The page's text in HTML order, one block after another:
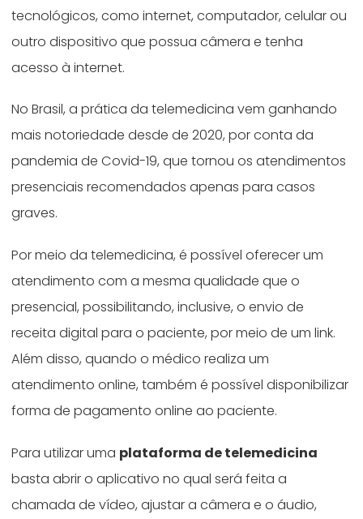
tecnológicos, como internet, computador, celular ou
outro dispositivo que possua câmera e tenha
acesso à internet.
No Brasil, a prática da telemedicina vem ganhando
mais notoriedade desde de 2020, por conta da
pandemia de Covid-19, que tornou os atendimentos
presenciais recomendados apenas para casos
graves.
Por meio da telemedicina, é possível oferecer um
atendimento com a mesma qualidade que o
presencial, possibilitando, inclusive, o envio de
receita digital para o paciente, por meio de um link.
Além disso, quando o médico realiza um
atendimento online, também é possível disponibilizar
forma de pagamento online ao paciente.
Para utilizar uma plataforma de telemedicina
basta abrir o aplicativo no qual será feita a
chamada de vídeo, ajustar a câmera e o áudio,